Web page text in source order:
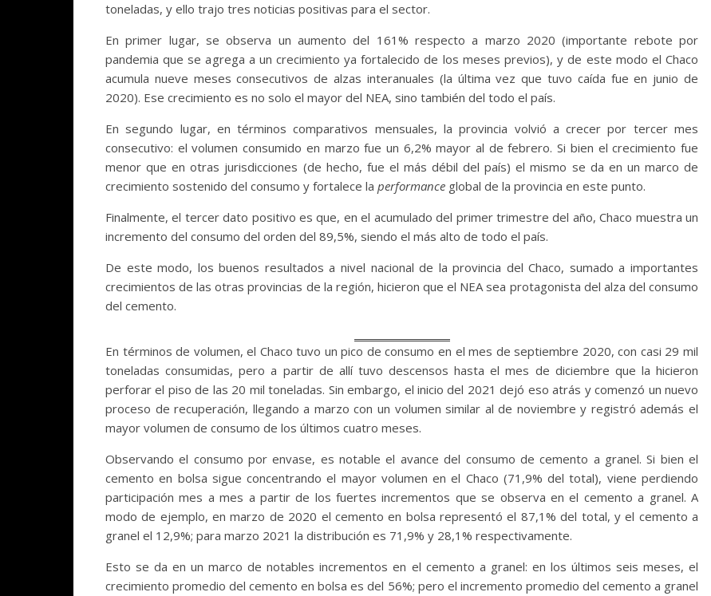
toneladas, y ello trajo tres noticias positivas para el sector.
En primer lugar, se observa un aumento del 161% respecto a marzo 2020 (importante rebote por
pandemia que se agrega a un crecimiento ya fortalecido de los meses previos), y de este modo el Chaco
acumula nueve meses consecutivos de alzas interanuales (la última vez que tuvo caída fue en junio de
2020). Ese crecimiento es no solo el mayor del NEA, sino también del todo el país.
En segundo lugar, en términos comparativos mensuales, la provincia volvió a crecer por tercer mes
consecutivo: el volumen consumido en marzo fue un 6,2% mayor al de febrero. Si bien el crecimiento fue
menor que en otras jurisdicciones (de hecho, fue el más débil del país) el mismo se da en un marco de
crecimiento sostenido del consumo y fortalece la performance global de la provincia en este punto.
Finalmente, el tercer dato positivo es que, en el acumulado del primer trimestre del año, Chaco muestra un
incremento del consumo del orden del 89,5%, siendo el más alto de todo el país.
De este modo, los buenos resultados a nivel nacional de la provincia del Chaco, sumado a importantes
crecimientos de las otras provincias de la región, hicieron que el NEA sea protagonista del alza del consumo
del cemento.
En términos de volumen, el Chaco tuvo un pico de consumo en el mes de septiembre 2020, con casi 29 mil
toneladas consumidas, pero a partir de allí tuvo descensos hasta el mes de diciembre que la hicieron
perforar el piso de las 20 mil toneladas. Sin embargo, el inicio del 2021 dejó eso atrás y comenzó un nuevo
proceso de recuperación, llegando a marzo con un volumen similar al de noviembre y registró además el
mayor volumen de consumo de los últimos cuatro meses.
Observando el consumo por envase, es notable el avance del consumo de cemento a granel. Si bien el
cemento en bolsa sigue concentrando el mayor volumen en el Chaco (71,9% del total), viene perdiendo
participación mes a mes a partir de los fuertes incrementos que se observa en el cemento a granel. A
modo de ejemplo, en marzo de 2020 el cemento en bolsa representó el 87,1% del total, y el cemento a
granel el 12,9%; para marzo 2021 la distribución es 71,9% y 28,1% respectivamente.
Esto se da en un marco de notables incrementos en el cemento a granel: en los últimos seis meses, el
crecimiento promedio del cemento en bolsa es del 56%; pero el incremento promedio del cemento a granel